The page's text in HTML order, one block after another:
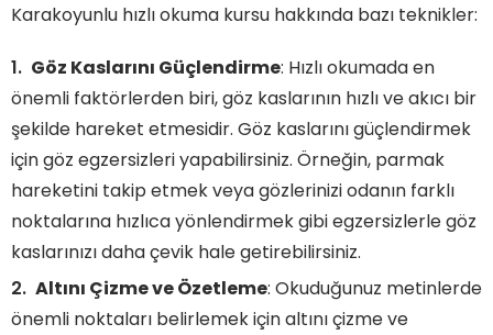
Karakoyunlu hızlı okuma kursu hakkında bazı teknikler:
Göz Kaslarını Güçlendirme: Hızlı okumada en
önemli faktörlerden biri, göz kaslarının hızlı ve akıcı bir
şekilde hareket etmesidir. Göz kaslarını güçlendirmek
için göz egzersizleri yapabilirsiniz. Örneğin, parmak
hareketini takip etmek veya gözlerinizi odanın farklı
noktalarına hızlıca yönlendirmek gibi egzersizlerle göz
kaslarınızı daha çevik hale getirebilirsiniz.
Altını Çizme ve Özetleme: Okuduğunuz metinlerde
önemli noktaları belirlemek için altını çizme ve